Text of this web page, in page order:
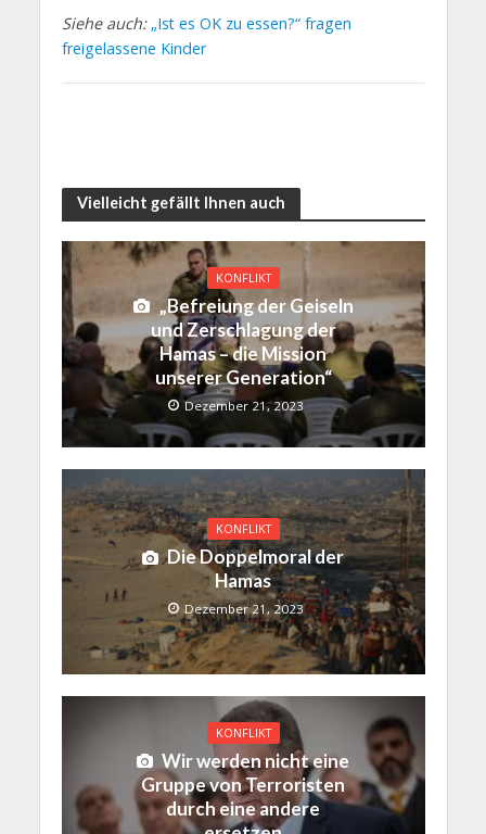
Siehe auch: „Ist es OK zu essen?“ fragen
freigelassene Kinder
Vielleicht gefällt Ihnen auch
KONFLIKT
„Befreiung der Geiseln
und Zerschlagung der
Hamas – die Mission
unserer Generation“
Dezember 21, 2023
KONFLIKT
Die Doppelmoral der
Hamas
Dezember 21, 2023
KONFLIKT
Wir werden nicht eine
Gruppe von Terroristen
durch eine andere